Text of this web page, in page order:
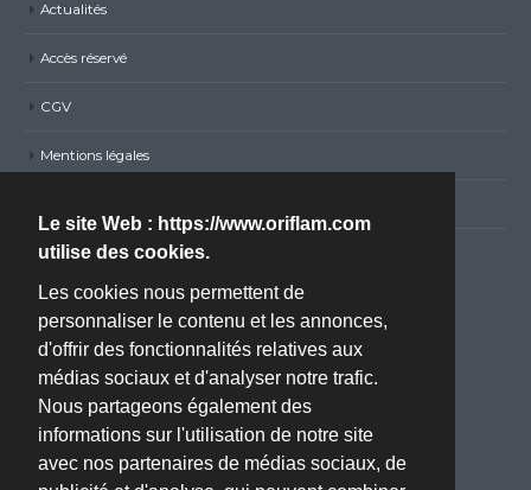
Le site Web : https://www.oriflam.com
utilise des cookies.
Les cookies nous permettent de
personnaliser le contenu et les annonces,
d'offrir des fonctionnalités relatives aux
médias sociaux et d'analyser notre trafic.
Nous partageons également des
informations sur l'utilisation de notre site
avec nos partenaires de médias sociaux, de
Actualités
Accès réservé
CGV
Mentions légales
Nous contacter
Adresse :
ZA BOISSIERE - Avenue de l'Industrie - 34820 TEYRAN
(Montpellier, 34)
Téléphone :
04 67 70 61 22